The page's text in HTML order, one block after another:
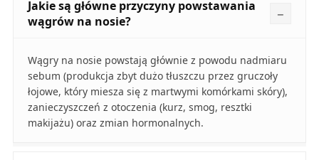
Jakie są główne przyczyny powstawania
wągrów na nosie?
Wągry na nosie powstają głównie z powodu nadmiaru
sebum (produkcja zbyt dużo tłuszczu przez gruczoły
łojowe, który miesza się z martwymi komórkami skóry),
zanieczyszczeń z otoczenia (kurz, smog, resztki
makijażu) oraz zmian hormonalnych.